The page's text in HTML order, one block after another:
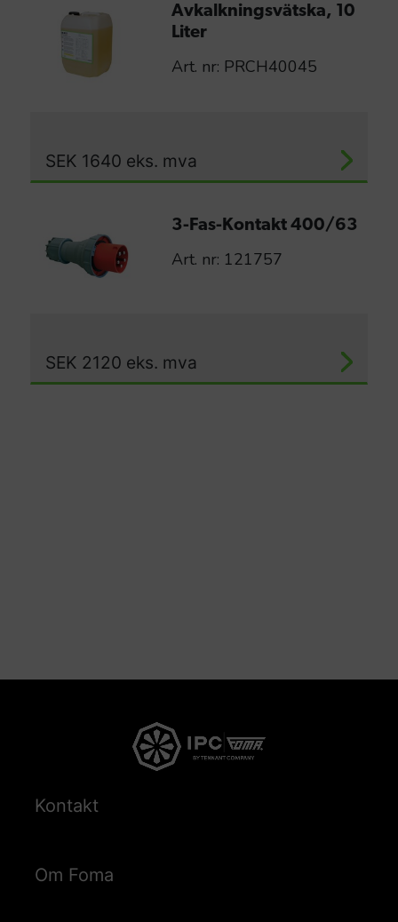
Avkalkningsvätska, 10
Liter
Art. nr: PRCH40045
SEK 1640 eks. mva
3-Fas-Kontakt 400/63
Art. nr: 121757
SEK 2120 eks. mva
Kontakt
Om Foma